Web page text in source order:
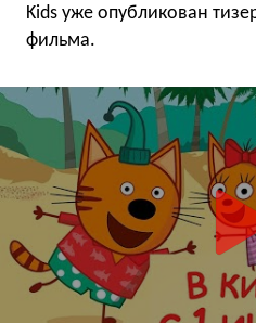
Kids уже опубликован
фильма.